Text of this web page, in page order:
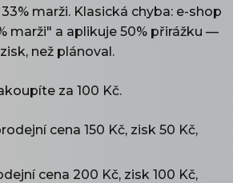
marži. Klasická chyba: e-shop
marži" a aplikuje 50% přirážku —
než plánoval.
za 100 Kč.
cena 150 Kč, zisk 50 Kč,
cena 200 Kč, zisk 100 Kč,